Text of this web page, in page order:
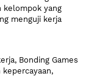
kelompok yang
menguji kerja
Bonding Games